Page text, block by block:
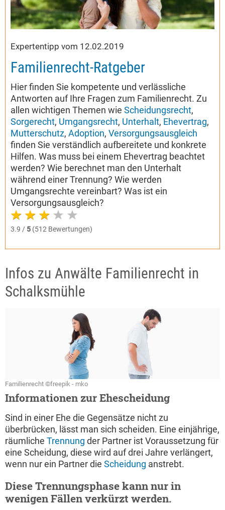
Expertentipp vom 12.02.2019
Familienrecht-Ratgeber
Hier finden Sie kompetente und verlässliche
Antworten auf Ihre Fragen zum Familienrecht. Zu
allen wichtigen Themen wie Scheidungsrecht,
Sorgerecht, Umgangsrecht, Unterhalt, Ehevertrag,
Mutterschutz, Adoption, Versorgungsausgleich
finden Sie verständlich aufbereitete und konkrete
Hilfen. Was muss bei einem Ehevertrag beachtet
werden? Wie berechnet man den Unterhalt
während einer Trennung? Wie werden
Umgangsrechte vereinbart? Was ist ein
Versorgungsausgleich?
3.9 / 5 (512 Bewertungen)
Infos zu Anwälte Familienrecht in
Schalksmühle
Familienrecht ©freepik - mko
Informationen zur Ehescheidung
Sind in einer Ehe die Gegensätze nicht zu
überbrücken, lässt man sich scheiden. Eine einjährige,
räumliche Trennung der Partner ist Voraussetzung für
eine Scheidung, diese wird auf drei Jahre verlängert,
wenn nur ein Partner die Scheidung anstrebt.
Diese Trennungsphase kann nur in
wenigen Fällen verkürzt werden.